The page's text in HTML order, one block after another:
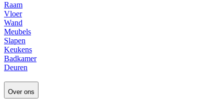
Raam
Vloer
Wand
Meubels
Slapen
Keukens
Badkamer
Deuren
Over ons